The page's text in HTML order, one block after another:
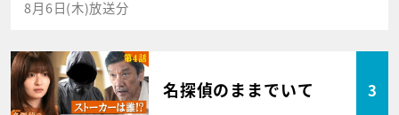
8月6日(木)放送分
名探偵のままでいて 3